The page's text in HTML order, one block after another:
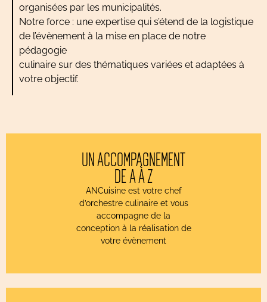
organisées par les municipalités.
Notre force : une expertise qui s’étend de la logistique
de l’évènement à la mise en place de notre
pédagogie
culinaire sur des thématiques variées et adaptées à
votre objectif.
UN ACCOMPAGNEMENT
DE A À Z
ANCuisine est votre chef
d’orchestre culinaire et vous
accompagne de la
conception à la réalisation de
votre évènement